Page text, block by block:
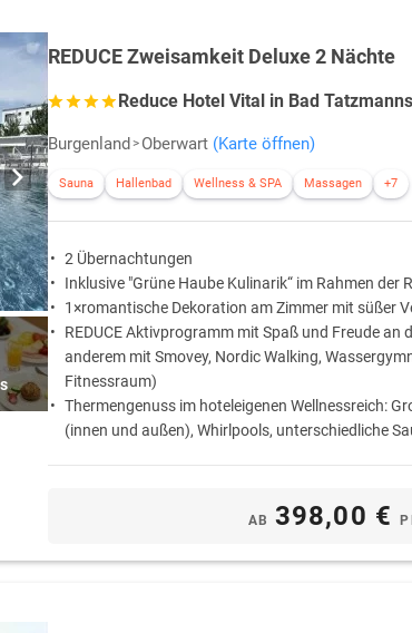
REDUCE Zweisamkeit Deluxe 2 Nächte
Reduce Hotel Vital in Bad
Burgenland Oberwart (Karte öffnen)
Sauna Hallenbad Wellness & SPA Massagen +7
2 Übernachtungen
Inklusive "Grüne Haube Kulinarik“ im Rahmen der
1×romantische Dekoration am Zimmer mit süßer
REDUCE Aktivprogramm mit Spaß und Freude an
anderem mit Smovey, Nordic Walking,
Fitnessraum)
Thermengenuss im hoteleigenen Wellnessreich:
(innen und außen), Whirlpools, unterschiedliche
AB 398,00 €